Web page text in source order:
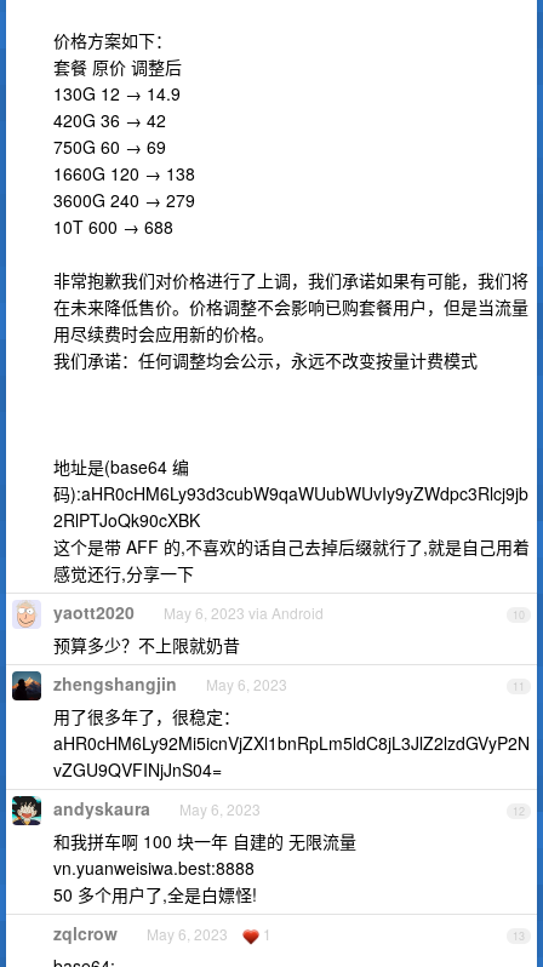
价格方案如下：
套餐 原价 调整后
130G 12 → 14.9
420G 36 → 42
750G 60 → 69
1660G 120 → 138
3600G 240 → 279
10T 600 → 688
非常抱歉我们对价格进行了上调，我们承诺如果有可能，我们将
在未来降低售价。价格调整不会影响已购套餐用户，但是当流量
用尽续费时会应用新的价格。
我们承诺：任何调整均会公示，永远不改变按量计费模式
地址是(base64 编
码):aHR0cHM6Ly93d3cubW9qaWUubWUvIy9yZWdpc3Rlcj9jb
2RlPTJoQk90cXBK
这个是带 AFF 的,不喜欢的话自己去掉后缀就行了,就是自己用着
感觉还行,分享一下
10
yaott2020 May 6, 2023 via Android
预算多少？不上限就奶昔
11
zhengshangjin May 6, 2023
用了很多年了，很稳定：
aHR0cHM6Ly92Mi5icnVjZXl1bnRpLm5ldC8jL3JlZ2lzdGVyP2N
vZGU9QVFINjJnS04=
12
andyskaura May 6, 2023
和我拼车啊 100 块一年 自建的 无限流量
vn.yuanweisiwa.best:8888
50 多个用户了,全是白嫖怪!
13
zqlcrow May 6, 2023 1